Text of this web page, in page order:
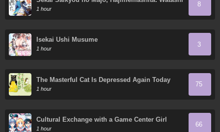
Dake "Kouryaku Site" o Miseru Sekai de Jiyuu
ni Ikimasu
1 hour
8
Isekai Ushi Musume
1 hour
3
The Masterful Cat Is Depressed Again Today
1 hour
75
Cultural Exchange with a Game Center Girl
1 hour
66